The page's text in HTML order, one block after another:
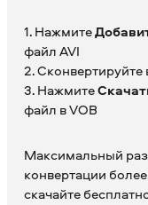
1. Нажмите
файл AVI
2.
3. Нажмите
файл в VOB
Максимальный
конвертации
скачайте